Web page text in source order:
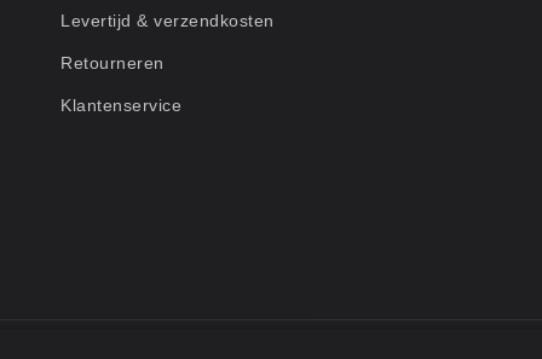
Levertijd & verzendkosten
Retourneren
Klantenservice